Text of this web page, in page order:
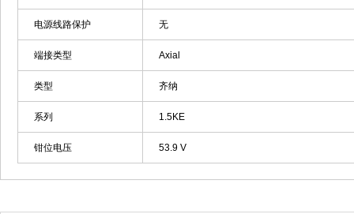
电源线路保护 无
端接类型 Axial
类型 齐纳
系列 1.5KE
钳位电压 53.9 V